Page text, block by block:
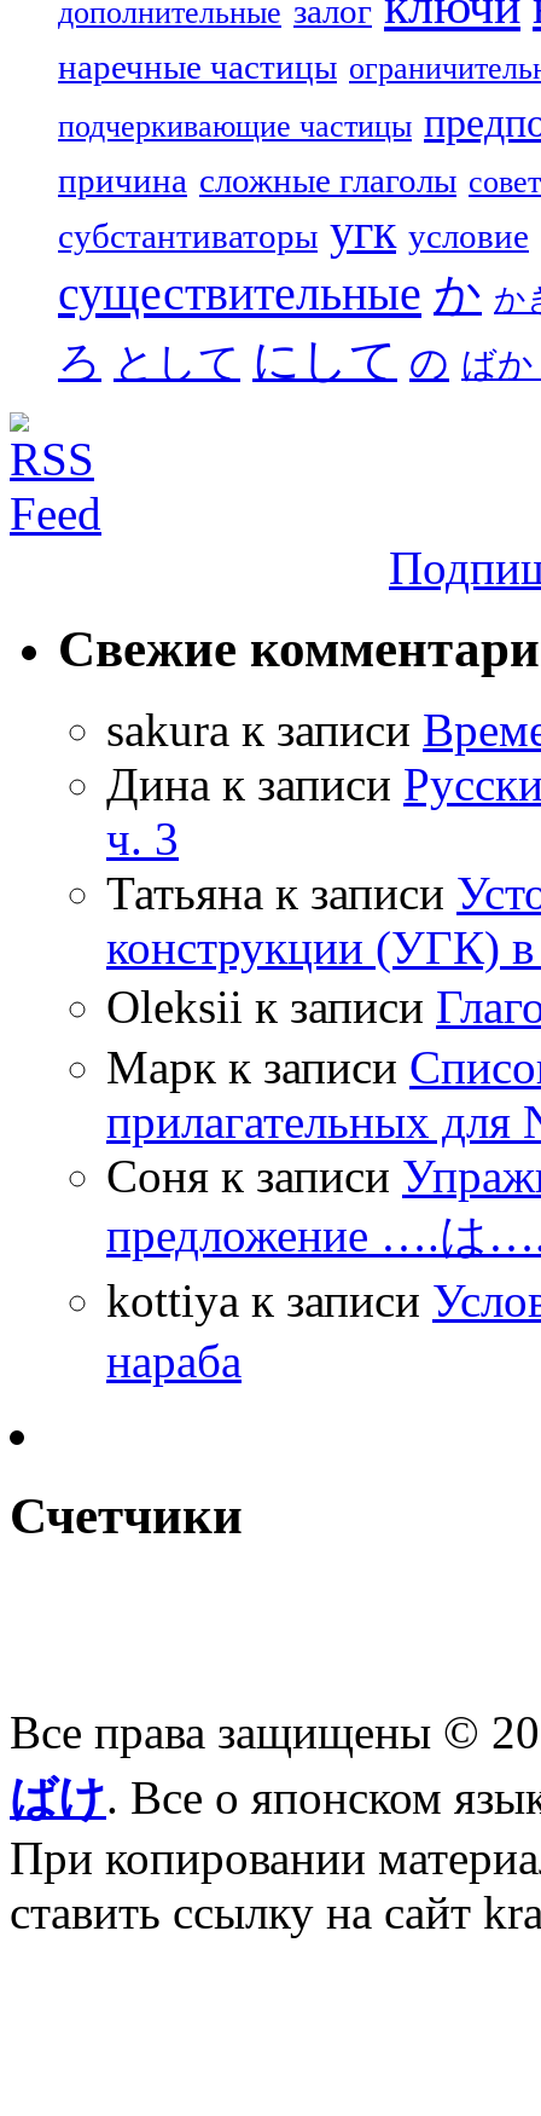
дополнительные залог
наречные частицы
подчеркивающие частицы
причина сложные глаголы совет
субстантиваторы угк условие
существительные か か
ろ として にして の ば
Свежие
sakura к записи
Дина к записи
ч. 3
Татьяна к записи
конструкции (УГК) в
Oleksii к записи
Марк к записи
прилагательных для
Соня к записи
предложение ….は
kottiya к записи
нараба
Счетчики
Все права защищены ©
ばけ. Все о японском
При копировании
ставить ссылку на сайт